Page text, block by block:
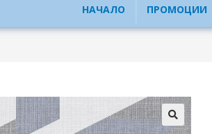
НАЧАЛО ПРОМОЦИИ